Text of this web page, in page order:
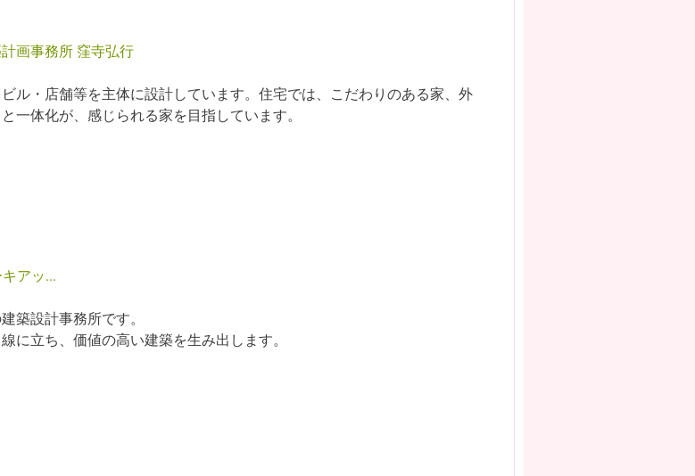
画事務所 窪寺弘行
ル・店舗等を主体に設計しています。住宅では、こだわりのある家、外
一体化が、感じられる家を目指しています。
アッ...
築設計事務所です。
に立ち、価値の高い建築を生み出します。